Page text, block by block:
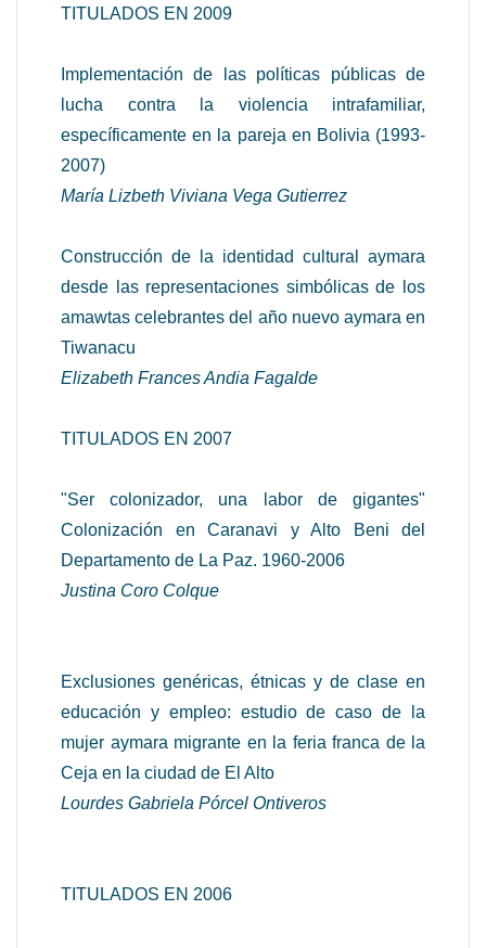
TITULADOS EN 2009
Implementación de las políticas públicas de
lucha contra la violencia intrafamiliar,
específicamente en la pareja en Bolivia (1993-
2007)
María Lizbeth Viviana Vega Gutierrez
Construcción de la identidad cultural aymara
desde las representaciones simbólicas de los
amawtas celebrantes del año nuevo aymara en
Tiwanacu
Elizabeth Frances Andia Fagalde
TITULADOS EN 2007
"Ser colonizador, una labor de gigantes"
Colonización en Caranavi y Alto Beni del
Departamento de La Paz. 1960-2006
Justina Coro Colque
Exclusiones genéricas, étnicas y de clase en
educación y empleo: estudio de caso de la
mujer aymara migrante en la feria franca de la
Ceja en la ciudad de El Alto
Lourdes Gabriela Pórcel Ontiveros
TITULADOS EN 2006